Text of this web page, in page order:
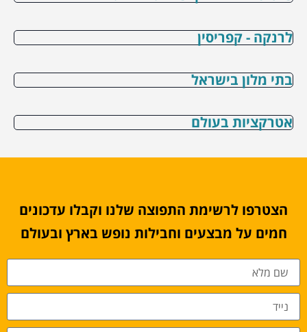
לרנקה - קפריסין
בתי מלון בישראל
אטרקציות בעולם
הצטרפו לרשימת התפוצה שלנו וקבלו עדכונים
חמים על מבצעים וחבילות נופש בארץ ובעולם